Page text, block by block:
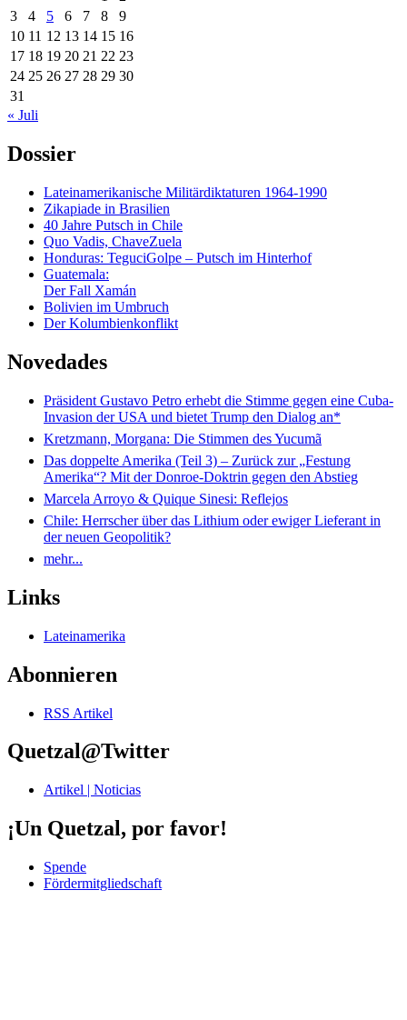
3
4 5 6 7 8
9
10 11 12 13 14 15 16
17 18 19 20 21 22 23
24 25 26 27 28 29 30
31
« Juli
Dossier
Lateinamerikanische Militärdiktaturen 1964-1990
Zikapiade in Brasilien
40 Jahre Putsch in Chile
Quo Vadis, ChaveZuela
Honduras: TeguciGolpe – Putsch im Hinterhof
Guatemala:
Der Fall Xamán
Bolivien im Umbruch
Der Kolumbienkonflikt
Novedades
Präsident Gustavo Petro erhebt die Stimme gegen eine Cuba-
Invasion der USA und bietet Trump den Dialog an*
Kretzmann, Morgana: Die Stimmen des Yucumã
Das doppelte Amerika (Teil 3) – Zurück zur „Festung
Amerika“? Mit der Donroe-Doktrin gegen den Abstieg
Marcela Arroyo & Quique Sinesi: Reflejos
Chile: Herrscher über das Lithium oder ewiger Lieferant in
der neuen Geopolitik?
mehr...
Links
Lateinamerika
Abonnieren
RSS Artikel
Quetzal@Twitter
Artikel | Noticias
¡Un Quetzal, por favor!
Spende
Fördermitgliedschaft